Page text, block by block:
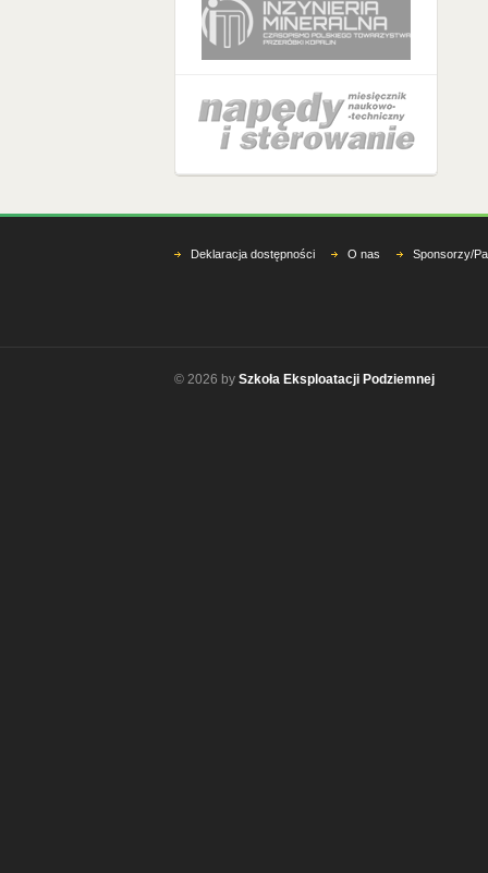
Deklaracja dostępności O nas Sponsorzy/
© 2026 by Szkoła Eksploatacji Podziemnej